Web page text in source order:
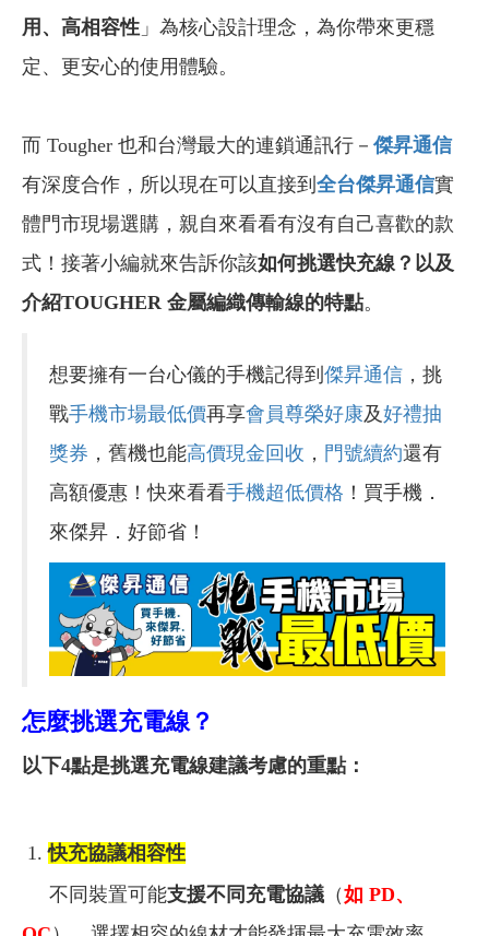
用、高相容性 」為核心設計理念，為你帶來更穩
定、更安心的使用體驗。
而 Tougher 也和台灣最大的連鎖通訊行－ 傑昇通信
有深度合作，所以現在可以直接到 全台傑昇通信實
體門市現場選購，親自來看看有沒有自己喜歡的款
式！接著小編就來告訴你該如何挑選快充線？以及
介紹TOUGHER 金屬編織傳輸線的特點。
想要擁有一台心儀的手機記得到 傑昇通信 ，挑
戰手機市場最低價再享會員尊榮好康及好禮抽
獎券 ，舊機也能高價現金回收 ， 門號續約還有
高額優惠！快來看看手機超低價格 ！買手機．
來傑昇．好節省！
怎麼挑選充電線？
以下4點是挑選充電線建議考慮的重點：
1.快充協議相容性
不同裝置可能支援不同充電協議 （如 PD、